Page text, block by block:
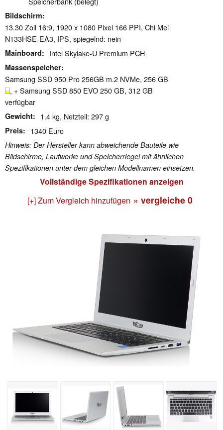
Bildschirm
13.30 Zoll 16:9, 1920 x 1080 Pixel 166 PPI, Chi Mei
N133HSE-EA3, IPS, spiegelnd: nein
Mainboard Intel Skylake-U Premium PCH
Massenspeicher
Samsung SSD 950 Pro 256GB m.2 NVMe, 256 GB
, + Samsung SSD 850 EVO 250 GB, 312 GB
verfügbar
Gewicht 1.4 kg, Netzteil: 297 g
Preis 1340 Euro
Hinweis: Der Hersteller kann abweichende Bauteile wie
Bildschirme, Laufwerke und Speicherriegel mit ähnlichen
Spezifikationen unter dem gleichen Modellnamen einsetzen.
Vollständige Spezifikationen anzeigen
[+] Zum Vergleich hinzufügen » vergleiche 0